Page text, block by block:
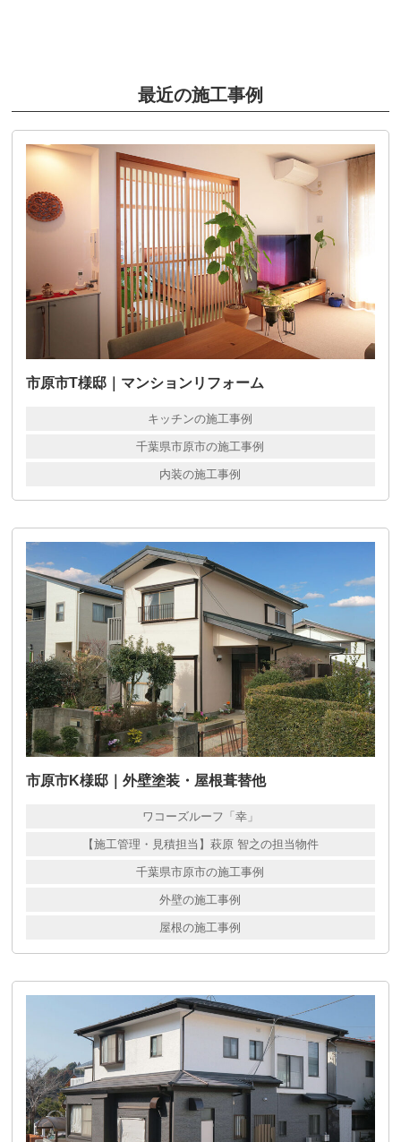
最近の施工事例
市原市T様邸｜マンションリフォーム
キッチンの施工事例
千葉県市原市の施工事例
内装の施工事例
市原市K様邸｜外壁塗装・屋根葺替他
ワコーズルーフ「幸」
【施工管理・見積担当】萩原 智之の担当物件
千葉県市原市の施工事例
外壁の施工事例
屋根の施工事例